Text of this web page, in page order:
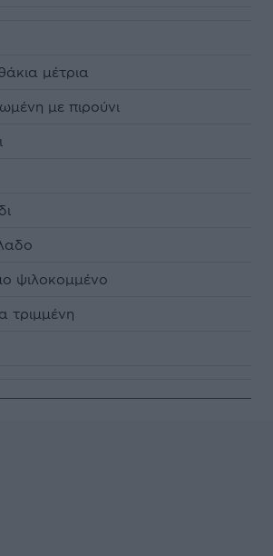
μέτρια
με πιρούνι
ψιλοκομμένο
τριμμένη